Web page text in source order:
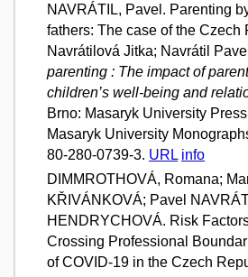
NAVRÁTIL, Pavel. Parenting
fathers: The case of the Czech
Navrátilová Jitka; Navrátil
parenting : The impact of
children’s well-being and
Brno: Masaryk University
Masaryk University
80-280-0739-3. URL info
DIMMROTHOVÁ, Romana;
KŘIVÁNKOVÁ; Pavel
HENDRYCHOVÁ. Risk
Crossing Professional
of COVID-19 in the Czech